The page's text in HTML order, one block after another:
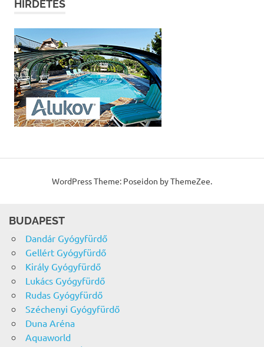
HIRDETÉS
WordPress Theme: Poseidon by ThemeZee.
BUDAPEST
Dandár Gyógyfürdő
Gellért Gyógyfürdő
Király Gyógyfürdő
Lukács Gyógyfürdő
Rudas Gyógyfürdő
Széchenyi Gyógyfürdő
Duna Aréna
Aquaworld